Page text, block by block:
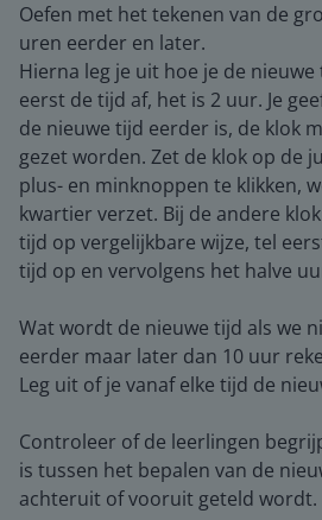
Oefen met het tekenen van de
uren eerder en later.
Hierna leg je uit hoe je de nieuwe
eerst de tijd af, het is 2 uur. Je
de nieuwe tijd eerder is, de klok
gezet worden. Zet de klok op de
plus- en minknoppen te klikken,
kwartier verzet. Bij de andere
tijd op vergelijkbare wijze, tel
tijd op en vervolgens het halve
Wat wordt de nieuwe tijd als we
eerder maar later dan 10 uur
Leg uit of je vanaf elke tijd de
Controleer of de leerlingen
is tussen het bepalen van de
achteruit of vooruit geteld wordt.